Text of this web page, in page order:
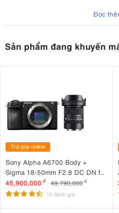
Đọc
Sản phẩm đang khuyến
Trả góp online
Sony Alpha A6700 Body +
Sigma 18-50mm F2.8 DC DN for
Sony
45,900,000 đ 49,790,000đ
15 đánh giá